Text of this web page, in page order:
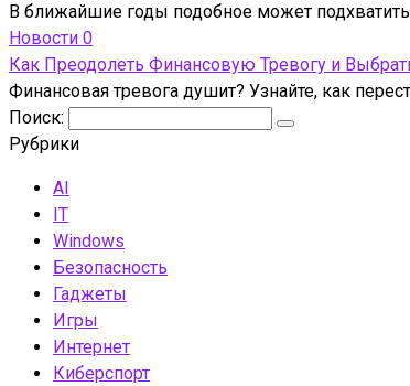
В ближайшие годы подобное может подхватить
Новости 0
Как Преодолеть Финансовую Тревогу и
Финансовая тревога душит? Узнайте, как
Поиск:
Рубрики
AI
IT
Windows
Безопасность
Гаджеты
Игры
Интернет
Киберспорт